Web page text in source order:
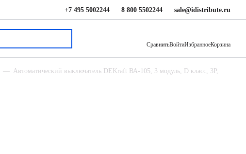
+7 495 5002244 8 800 5502244 sale@idistribute.ru
СравнитьВойтиИзбранноеКорзина
Автоматический выключатель DEKraft ВА-105, 3 модуль, D класс, 3P,